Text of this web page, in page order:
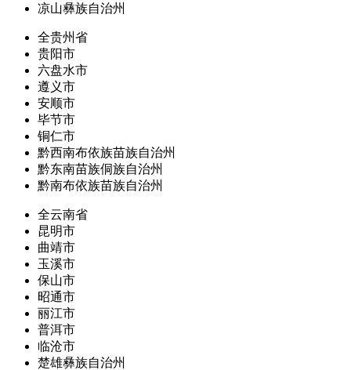
凉山彝族自治州
全贵州省
贵阳市
六盘水市
遵义市
安顺市
毕节市
铜仁市
黔西南布依族苗族自治州
黔东南苗族侗族自治州
黔南布依族苗族自治州
全云南省
昆明市
曲靖市
玉溪市
保山市
昭通市
丽江市
普洱市
临沧市
楚雄彝族自治州